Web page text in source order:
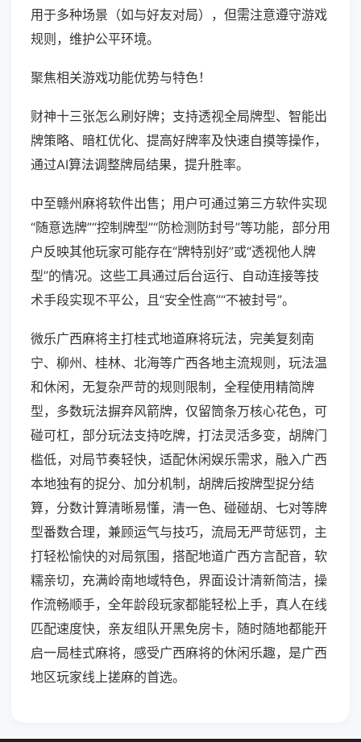
用于多种场景（如与好友对局），但需注意遵守游戏
规则，维护公平环境。
聚焦相关游戏功能优势与特色！
财神十三张怎么刷好牌；支持透视全局牌型、智能出
牌策略、暗杠优化、提高好牌率及快速自摸等操作，
通过AI算法调整牌局结果，提升胜率。
中至赣州麻将软件出售；用户可通过第三方软件实现
“随意选牌”“控制牌型”“防检测防封号”等功能，部分用
户反映其他玩家可能存在“牌特别好”或“透视他人牌
型”的情况。这些工具通过后台运行、自动连接等技
术手段实现不平公，且“安全性高”“不被封号”。
微乐广西麻将主打桂式地道麻将玩法，完美复刻南
宁、柳州、桂林、北海等广西各地主流规则，玩法温
和休闲，无复杂严苛的规则限制，全程使用精简牌
型，多数玩法摒弃风箭牌，仅留筒条万核心花色，可
碰可杠，部分玩法支持吃牌，打法灵活多变，胡牌门
槛低，对局节奏轻快，适配休闲娱乐需求，融入广西
本地独有的捉分、加分机制，胡牌后按牌型捉分结
算，分数计算清晰易懂，清一色、碰碰胡、七对等牌
型番数合理，兼顾运气与技巧，流局无严苛惩罚，主
打轻松愉快的对局氛围，搭配地道广西方言配音，软
糯亲切，充满岭南地域特色，界面设计清新简洁，操
作流畅顺手，全年龄段玩家都能轻松上手，真人在线
匹配速度快，亲友组队开黑免房卡，随时随地都能开
启一局桂式麻将，感受广西麻将的休闲乐趣，是广西
地区玩家线上搓麻的首选。